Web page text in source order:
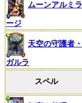
ムーンアルミラ
ージ
天空の守護者・
ガルラ
スペル